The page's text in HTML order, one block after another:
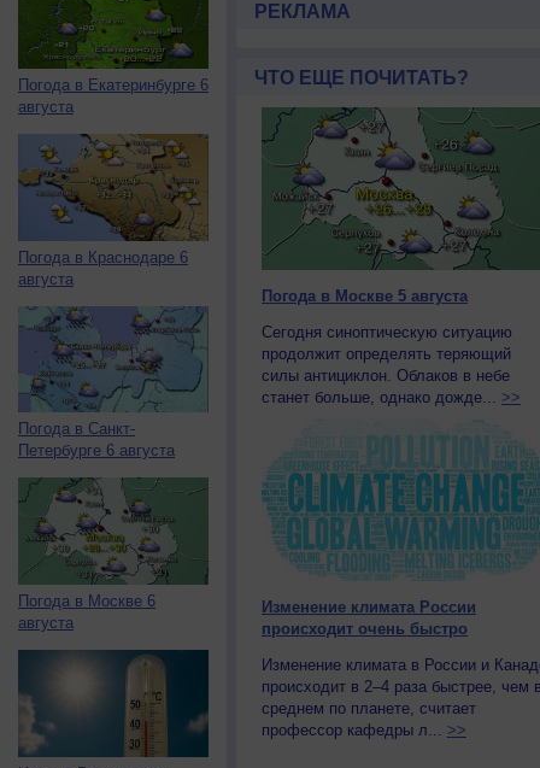
Погода в Екатеринбурге 6
августа
Погода в Краснодаре 6
августа
Погода в Санкт-
Петербурге 6 августа
Погода в Москве 6
августа
РЕКЛАМА
ЧТО ЕЩЕ ПОЧИТАТЬ?
Погода в Москве 5 августа
Сегодня синоптическую ситуацию
продолжит определять теряющий
силы антициклон. Облаков в небе
станет больше, однако дожде... >>
Изменение климата России
происходит очень быстро
Изменение климата в России и
происходит в 2–4 раза быстрее, чем
среднем по планете, считает
профессор кафедры л... >>